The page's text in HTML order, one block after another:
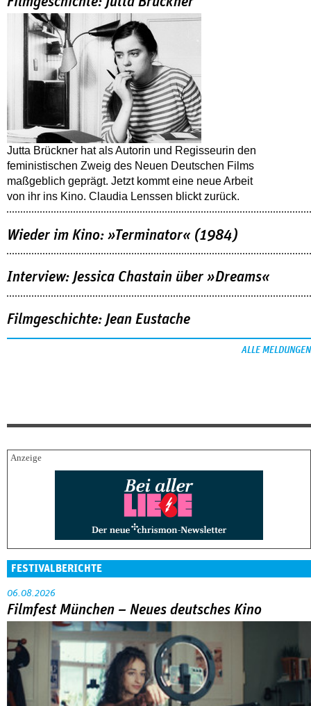
Jutta Brückner hat als Autorin und Regisseurin den
feministischen Zweig des Neuen Deutschen Films
maßgeblich geprägt. Jetzt kommt eine neue Arbeit
von ihr ins Kino. Claudia Lenssen blickt zurück.
Wieder im Kino: »Terminator« (1984)
Interview: Jessica Chastain über »Dreams«
Filmgeschichte: Jean Eustache
ALLE MELDUNGEN
FESTIVALBERICHTE
06.08.2026
Filmfest München – Neues deutsches Kino